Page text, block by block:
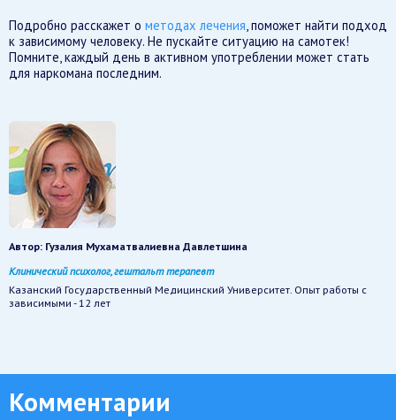
Подробно расскажет о методах лечения , поможет найти подход
к зависимому человеку. Не пускайте ситуацию на самотек!
Помните, каждый день в активном употреблении может стать
для наркомана последним.
Автор: Гузалия Мухаматвалиевна Давлетшина
Клинический психолог, гештальт терапевт
Казанский Государственный Медицинский Университет. Опыт работы с
зависимыми - 12 лет
Комментарии